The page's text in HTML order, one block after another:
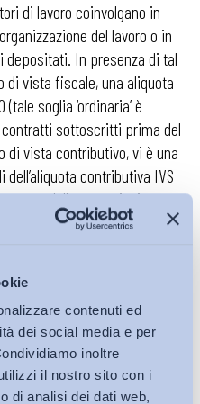
contenuti ed
dei social media e per
inoltre
il nostro sito con i
di analisi dei dati web,
di lavoro coinvolgano in
del lavoro o in
In presenza di tal
di vista fiscale, una aliquota
soglia ‘ordinaria’ è
sottoscritti prima del
di vista contributivo, vi è una
contributiva IVS
quote delle erogazioni
a 800 euro (per le
di risultato, è intervenuta
il perimetro dei benefit
particolare (ai sensi
2017), non concorrono a